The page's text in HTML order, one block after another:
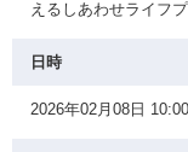
えるしあわせライフ
日時
2026年02月08日